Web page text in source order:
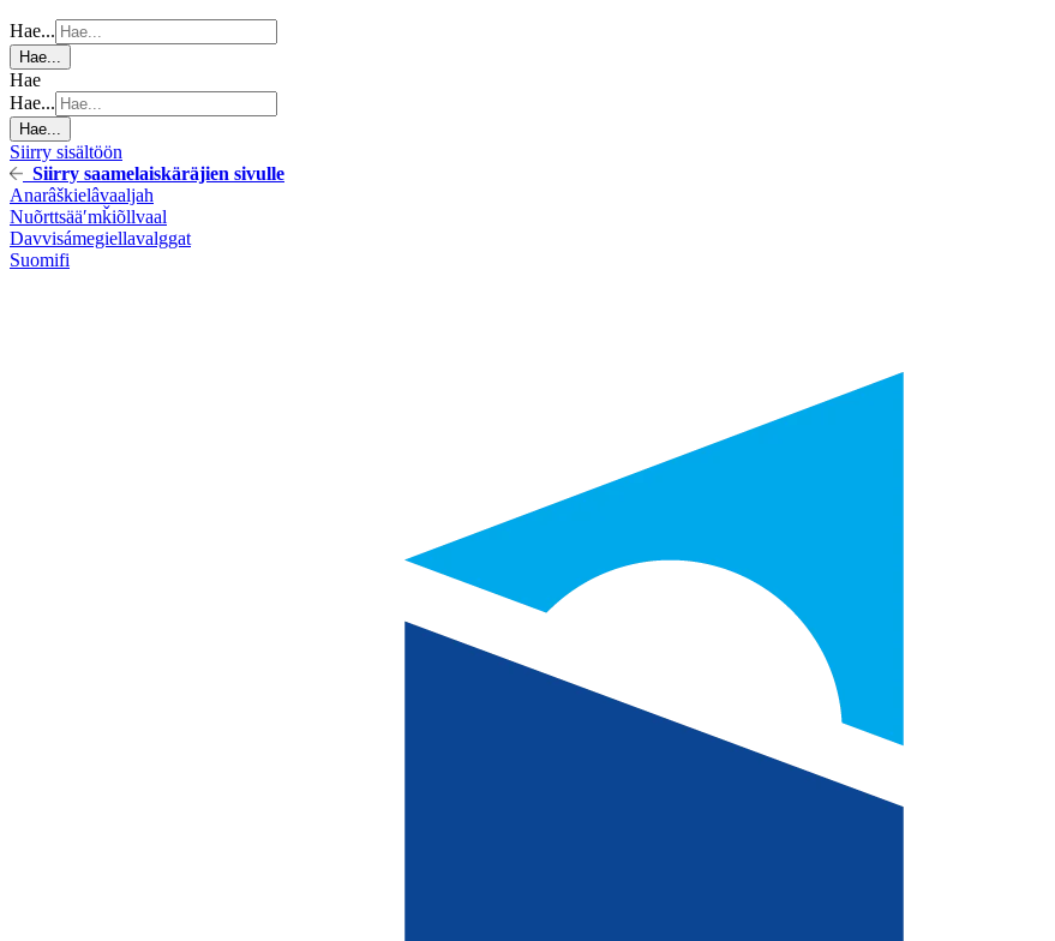
Hae...
Hae...
Hae
Hae...
Hae...
Siirry sisältöön
Siirry saamelaiskäräjien sivulle
Anarâškielâvaaljah
Nuõrttsääʹmǩiõllvaal
Davvisámegiellavalggat
Suomifi